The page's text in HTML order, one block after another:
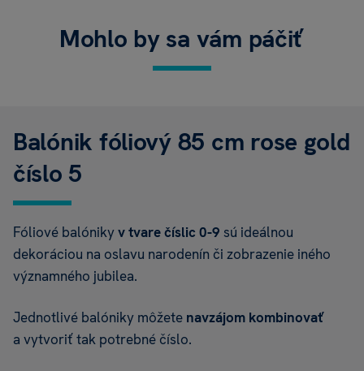
Mohlo by sa vám páčiť
Balónik fóliový 85 cm rose gold
číslo 5
Fóliové balónikyv tvare číslic 0-9 sú ideálnou
dekoráciou na oslavu narodenín či zobrazenie iného
významného jubilea.
Jednotlivé balóniky môžete navzájom kombinovať
a vytvoriť tak potrebné číslo.